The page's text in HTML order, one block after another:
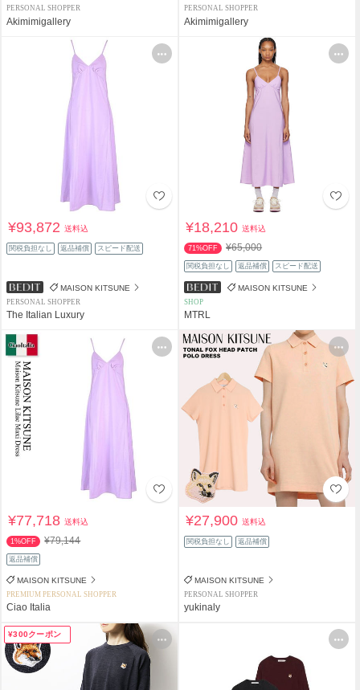
PERSONAL SHOPPER
Akimimigallery
PERSONAL SHOPPER
Akimimigallery
¥93,872送料込
関税負担なし 返品補償 スピード配送
MAISON KITSUNE
PERSONAL SHOPPER
The Italian Luxury
¥18,210送料込
71%OFF ¥65,000
関税負担なし 返品補償 スピード配送
MAISON KITSUNE
SHOP
MTRL
¥77,718送料込
1%OFF ¥79,144
返品補償
MAISON KITSUNE
PREMIUM PERSONAL SHOPPER
Ciao Italia
¥27,900送料込
関税負担なし 返品補償
MAISON KITSUNE
PERSONAL SHOPPER
yukinaly
¥300クーポン